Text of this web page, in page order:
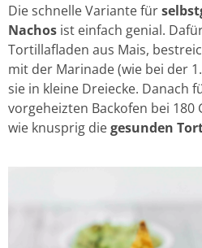
Die schnelle Variante für
Nachos ist einfach genial.
Tortillafladen aus Mais,
mit der Marinade (wie bei der
sie in kleine Dreiecke. Danach
vorgeheizten Backofen bei 180
wie knusprig diegesunden